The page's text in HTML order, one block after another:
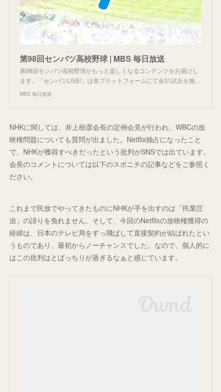
第98回センバツ高校野球 | MBS 毎日放送
第98回センバツ高校野球がもっと楽しくなるコンテンツをお届けし
ます。「センバツLIVE!」は各プラットフォームにて全31試合を無…
MBS 毎日放送
NHKに関しては、井上樹彦会長の定例会見が行われ、WBCの放
映権問題についても質問が出ました。Netflix独占になったこと
で、NHKが獲得すべきだったという批判がSNSでは出ています。
会長のコメントについては以下のスポニチの記事などをご参照く
ださい。
これまで民放でやってきたものにNHKが手を出すのは「民業圧
迫」の誹りを免れません。そして、今回のNetflixの放映権獲得の
経緯は、日本のテレビ局をすっ飛ばして直接契約が結ばれたとい
うものであり、最初からノーチャンスでした。なので、個人的に
はこの批判はとばっちりが過ぎるなぁと感じています。